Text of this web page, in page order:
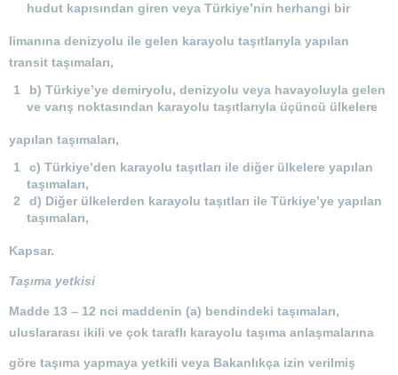
hudut kapısından giren veya Türkiye’nin herhangi bir
limanına denizyolu ile gelen karayolu taşıtlarıyla yapılan
transit taşımaları,
b) Türkiye’ye demiryolu, denizyolu veya havayoluyla gelen
ve varış noktasından karayolu taşıtlarıyla üçüncü ülkelere
yapılan taşımaları,
c) Türkiye’den karayolu taşıtları ile diğer ülkelere yapılan
taşımaları,
d) Diğer ülkelerden karayolu taşıtları ile Türkiye’ye yapılan
taşımaları,
Kapsar.
Taşıma yetkisi
Madde 13 – 12 nci maddenin (a) bendindeki taşımaları,
uluslararası ikili ve çok taraflı karayolu taşıma anlaşmalarına
göre taşıma yapmaya yetkili veya Bakanlıkça izin verilmiş